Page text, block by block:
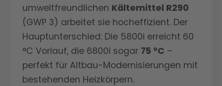
umweltfreundlichen Kältemittel R290
(GWP 3) arbeitet sie hocheffizient. Der
Hauptunterschied: Die 5800i erreicht 60
°C Vorlauf, die 6800i sogar 75 °C –
perfekt für Altbau-Modernisierungen mit
bestehenden Heizkörpern.